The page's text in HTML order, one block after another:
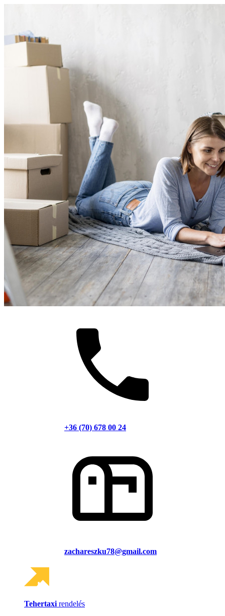
+36 (70) 678 00 24
zachareszku78@gmail.com
Tehertaxi rendelés